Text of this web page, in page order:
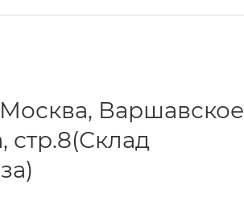
Варшавское
стр.8(Склад